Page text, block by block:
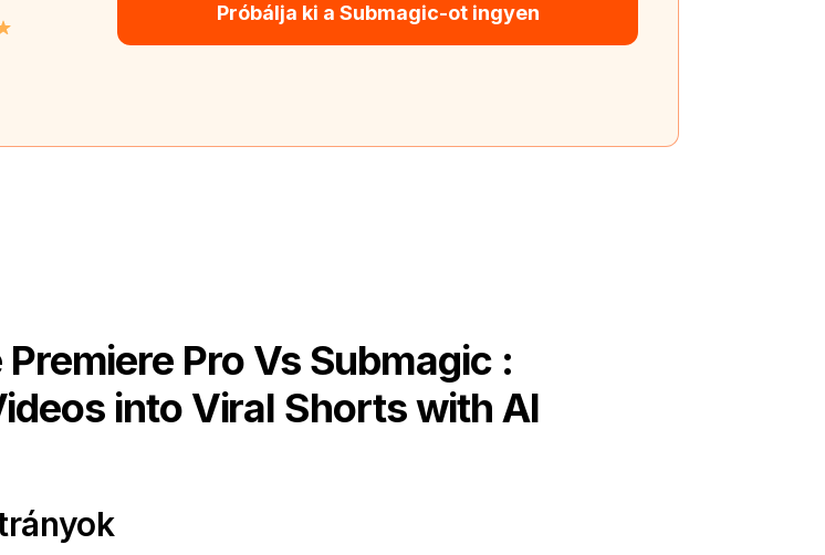
Próbálja ki a Submagic-ot ingyen
Pro Vs Submagic :
into Viral Shorts with AI